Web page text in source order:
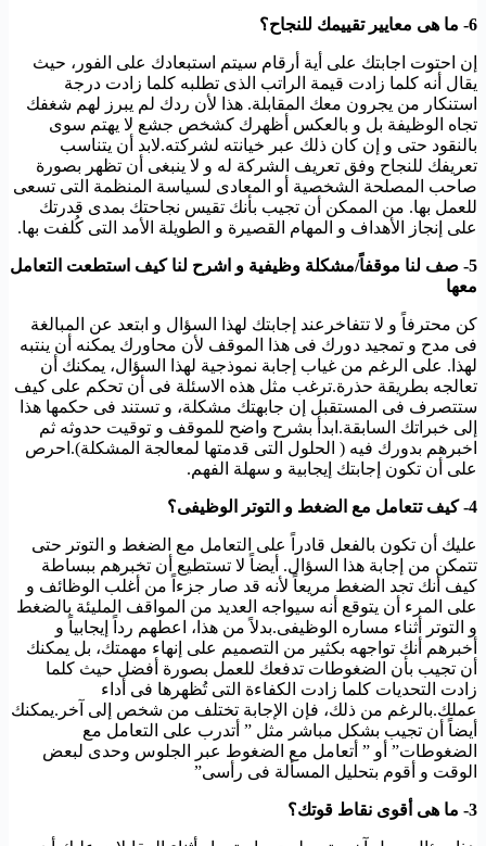
6- ما هى معايير تقييمك للنجاح؟
إن احتوت اجابتك على أية أرقام سيتم استبعادك على الفور، حيث
يقال أنه كلما زادت قيمة الراتب الذى تطلبه كلما زادت درجة
استنكار من يجرون معك المقابلة. هذا لأن ردك لم يبرز لهم شغفك
تجاه الوظيفة بل و بالعكس أظهرك كشخص جشع لا يهتم سوى
بالنقود حتى و إن كان ذلك عبر خيانته لشركته.لابد أن يتناسب
تعريفك للنجاح وفق تعريف الشركة له و لا ينبغى أن تظهر بصورة
صاحب المصلحة الشخصية أو المعادى لسياسة المنظمة التى تسعى
للعمل بها. من الممكن أن تجيب بأنك تقيس نجاحتك بمدى قدرتك
على إنجاز الأهداف و المهام القصيرة و الطويلة الأمد التى كُلفت بها.
5- صف لنا موقفاً/مشكلة وظيفية و اشرح لنا كيف استطعت التعامل
معها
كن محترفاً و لا تتفاخرعند إجابتك لهذا السؤال و ابتعد عن المبالغة
فى مدح و تمجيد دورك فى هذا الموقف لأن محاورك يمكنه أن ينتبه
لهذا. على الرغم من غياب إجابة نموذجية لهذا السؤال، يمكنك أن
تعالجه بطريقة حذرة.ترغب مثل هذه الاسئلة فى أن تحكم على كيف
ستتصرف فى المستقبل إن جابهتك مشكلة، و تستند فى حكمها هذا
إلى خبراتك السابقة.ابدأ بشرح واضح للموقف و توقيت حدوثه ثم
اخبرهم بدورك فيه ( الحلول التى قدمتها لمعالجة المشكلة).احرص
على أن تكون إجابتك إيجابية و سهلة الفهم.
4- كيف تتعامل مع الضغط و التوتر الوظيفى؟
عليك أن تكون بالفعل قادراً على التعامل مع الضغط و التوتر حتى
تتمكن من إجابة هذا السؤال. أيضاً لا تستطيع أن تخبرهم ببساطة
كيف أنك تجد الضغط مريعاً لأنه قد صار جزءاً من أغلب الوظائف و
على المرء أن يتوقع أنه سيواجه العديد من المواقف المليئة بالضغط
و التوتر أثناء مساره الوظيفى.بدلاً من هذا، اعطهم رداً إيجابياً و
أخبرهم أنك تواجهه بكثير من التصميم على إنهاء مهمتك، بل يمكنك
أن تجيب بأن الضغوطات تدفعك للعمل بصورة أفضل حيث كلما
زادت التحديات كلما زادت الكفاءة التى تُظهرها فى أداء
عملك.بالرغم من ذلك، فإن الإجابة تختلف من شخص إلى آخر.يمكنك
أيضاً أن تجيب بشكل مباشر مثل ” أتدرب على التعامل مع
الضغوطات” أو ” أتعامل مع الضغوط عبر الجلوس وحدى لبعض
الوقت و أقوم بتحليل المسألة فى رأسى”
3- ما هى أقوى نقاط قوتك؟